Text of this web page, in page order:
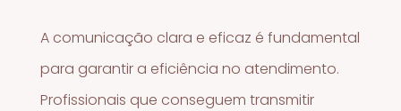
A comunicação clara e eficaz é fundamental
para garantir a eficiência no atendimento.
Profissionais que conseguem transmitir